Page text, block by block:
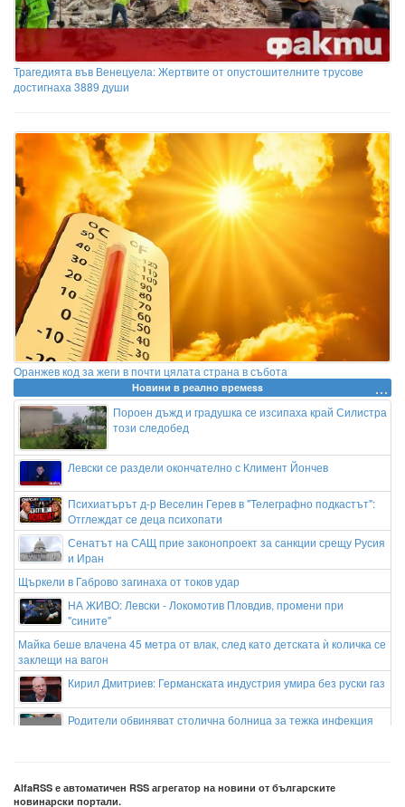
Трагедията във Венецуела: Жертвите от опустошителните трусове
достигнаха 3889 души
Оранжев код за жеги в почти цялата страна в събота
Новини в реално времеss
Пороен дъжд и градушка се изсипаха край Силистра
този следобед
Левски се раздели окончателно с Климент Йончев
Психиатърът д-р Веселин Герев в "Телеграфно подкастът":
Отглеждат се деца психопати
Сенатът на САЩ прие законопроект за санкции срещу Русия
и Иран
Щъркели в Габрово загинаха от токов удар
НА ЖИВО: Левски - Локомотив Пловдив, промени при
"сините"
Майка беше влачена 45 метра от влак, след като детската ѝ количка се
заклещи на вагон
Кирил Дмитриев: Германската индустрия умира без руски газ
Родители обвиняват столична болница за тежка инфекция
AlfaRSS е автоматичен RSS агрегатор на новини от българските
новинарски портали.